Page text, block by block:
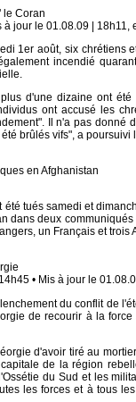
le Coran
à jour le 01.08.09 | 18h11,
1er août, six chrétiens
incendié
d'une dizaine ont
ont accusé les
Il n'a pas donné
brûlés vifs", a poursuivi
en Afghanistan
tués samedi et
dans deux
un Français et trois
• Mis à jour le
du conflit de
de recourir à la
d'avoir tiré au
de la région
du Sud et les
les forces et à tous